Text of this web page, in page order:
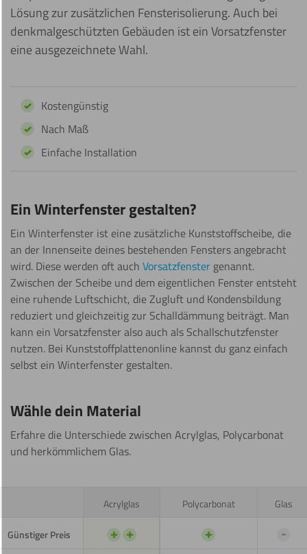
Lösung zur zusätzlichen Fensterisolierung. Auch bei
denkmalgeschützten Gebäuden ist ein Vorsatzfenster
eine ausgezeichnete Wahl.
Kostengünstig
Nach Maß
Einfache Installation
Ein Winterfenster gestalten?
Ein Winterfenster ist eine zusätzliche Kunststoffscheibe, die
an der Innenseite deines bestehenden Fensters angebracht
wird. Diese werden oft auch Vorsatzfenster genannt.
Zwischen der Scheibe und dem eigentlichen Fenster entsteht
eine ruhende Luftschicht, die Zugluft und Kondensbildung
reduziert und gleichzeitig zur Schalldämmung beiträgt. Man
kann ein Vorsatzfenster also auch als Schallschutzfenster
nutzen. Bei Kunststoffplattenonline kannst du ganz einfach
selbst ein Winterfenster gestalten.
Wähle dein Material
Erfahre die Unterschiede zwischen Acrylglas, Polycarbonat
und herkömmlichem Glas.
Acrylglas Polycarbonat Glas
Günstiger Preis + + + -